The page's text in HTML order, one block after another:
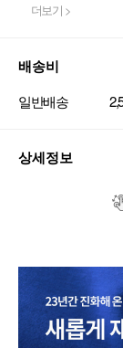
더보기 >
배송비
일반배송
상세정보